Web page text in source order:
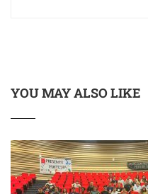
YOU MAY ALSO LIKE